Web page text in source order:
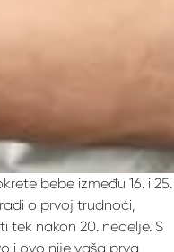
bebe između 16. i 25.
o prvoj trudnoći,
nakon 20. nedelje. S
i ovo nije vaša prva